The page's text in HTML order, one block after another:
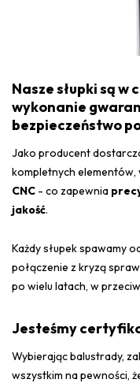
Nasze słupki są w
wykonanie
bezpieczeństwo
Jako producent
kompletnych elementów,
CNC - co zapewnia
jakość.
Każdy słupek spawamy
połączenie z kryzą
po wielu latach, w
Jesteśmy
Wybierając balustrady,
wszystkim na pewności,